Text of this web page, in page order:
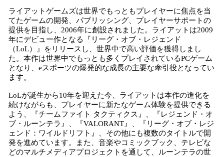
ライアットゲームズは世界でもっともプレイヤーに焦点を当
てたゲームの開発、パブリッシング、プレイヤーサポートの
提供を目指し、2006年に創設されました。ライアットは2009
年にデビュー作となる『リーグ・オブ・レジェンド
（LoL）』をリリースし、世界中で高い評価を獲得しまし
た。本作は世界中でもっとも多くプレイされているPCゲーム
となり、eスポーツの爆発的な成長の主要な牽引役となってい
ます。
LoLが誕生から10年を迎えた今、ライアットは本作の進化を
続けながらも、プレイヤーに新たなゲーム体験を提供できる
よう、『チームファイト タクティクス』、『レジェンド・オ
ブ・ルーンテラ』、『VALORANT』、『リーグ・オブ・レジ
ェンド：ワイルドリフト』、その他にも複数のタイトルで開
発を進めています。また、音楽やコミックブック、テレビな
どのマルチメディアプロジェクトを通して、ルーンテラの世